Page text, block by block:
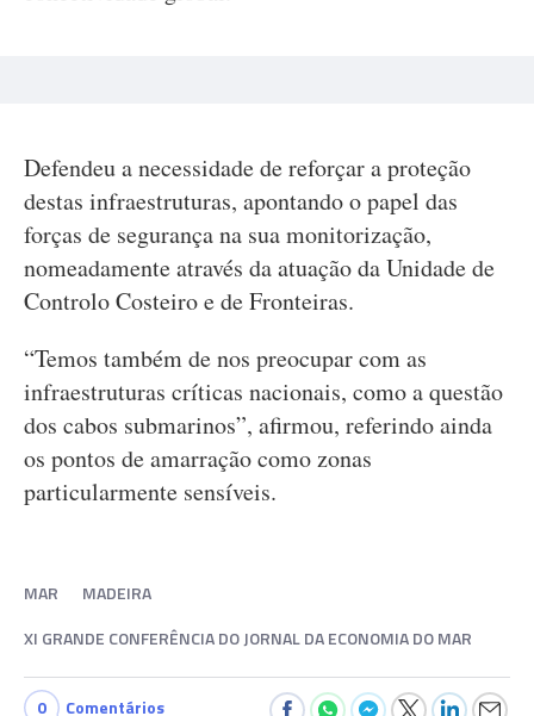
Defendeu a necessidade de reforçar a proteção
destas infraestruturas, apontando o papel das
forças de segurança na sua monitorização,
nomeadamente através da atuação da Unidade de
Controlo Costeiro e de Fronteiras.
“Temos também de nos preocupar com as
infraestruturas críticas nacionais, como a questão
dos cabos submarinos”, afirmou, referindo ainda
os pontos de amarração como zonas
particularmente sensíveis.
MAR
MADEIRA
XI GRANDE CONFERÊNCIA DO JORNAL DA ECONOMIA DO MAR
0 Comentários